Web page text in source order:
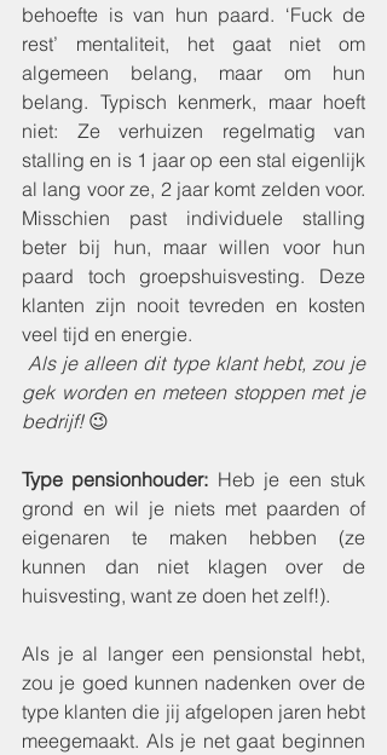
behoefte is van hun paard. ‘Fuck de
rest’ mentaliteit, het gaat niet om
algemeen belang, maar om hun
belang. Typisch kenmerk, maar hoeft
niet: Ze verhuizen regelmatig van
stalling en is 1 jaar op een stal eigenlijk
al lang voor ze, 2 jaar komt zelden voor.
Misschien past individuele stalling
beter bij hun, maar willen voor hun
paard toch groepshuisvesting. Deze
klanten zijn nooit tevreden en kosten
veel tijd en energie.
Als je alleen dit type klant hebt, zou je
gek worden en meteen stoppen met je
bedrijf! 😉
Type pensionhouder: Heb je een stuk
grond en wil je niets met paarden of
eigenaren te maken hebben (ze
kunnen dan niet klagen over de
huisvesting, want ze doen het zelf!).
Als je al langer een pensionstal hebt,
zou je goed kunnen nadenken over de
type klanten die jij afgelopen jaren hebt
meegemaakt. Als je net gaat beginnen